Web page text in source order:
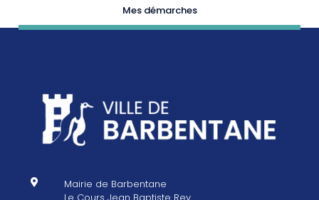
Mes démarches

Mairie de Barbentane